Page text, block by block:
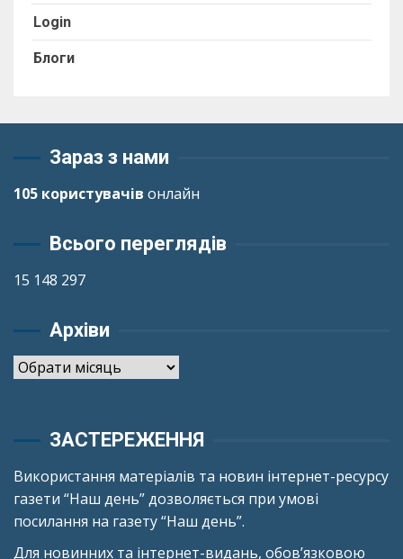
Login
Блоги
Зараз з нами
105 користувачів онлайн
Всього переглядів
15 148 297
Архіви
Архіви
ЗАСТЕРЕЖЕННЯ
Використання матеріалів та новин інтернет-ресурсу
газети “Наш день” дозволяється при умові
посилання на газету “Наш день”.
Для новинних та інтернет-видань, обов’язковою